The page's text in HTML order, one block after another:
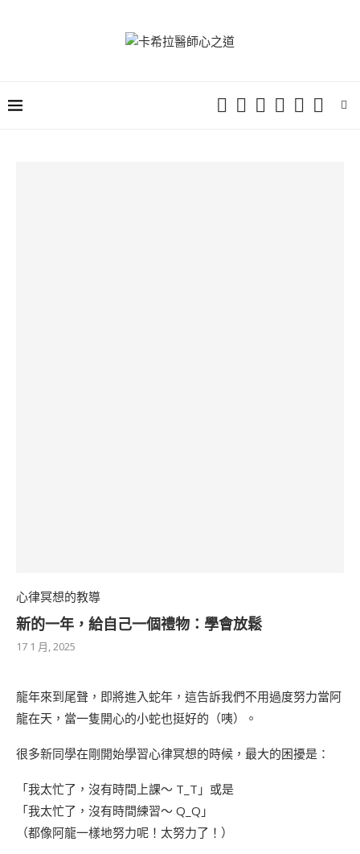
心律冥想的教導
新的一年，給自己一個禮物：學會放鬆
17 1 月, 2025
龍年來到尾聲，即將進入蛇年，這告訴我們不用過度努力當阿
龍在天，當一隻開心的小蛇也挺好的（咦）。
很多新同學在剛開始學習心律冥想的時候，最大的困擾是：
「我太忙了，沒有時間上課～ T_T」或是
「我太忙了，沒有時間練習～ Q_Q」
（都像阿龍一樣地努力呢！太努力了！）